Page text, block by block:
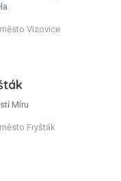
město Vizovice
Míru
město Fryšták